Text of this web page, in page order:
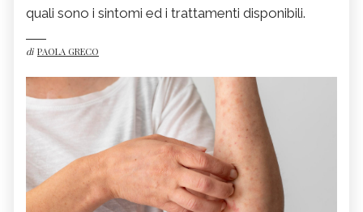
quali sono i sintomi ed i trattamenti disponibili.
di PAOLA GRECO